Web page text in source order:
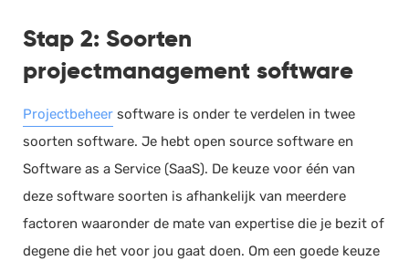
Stap 2: Soorten
projectmanagement software
Projectbeheer software is onder te verdelen in twee
soorten software. Je hebt open source software en
Software as a Service (SaaS). De keuze voor één van
deze software soorten is afhankelijk van meerdere
factoren waaronder de mate van expertise die je bezit of
degene die het voor jou gaat doen. Om een goede keuze